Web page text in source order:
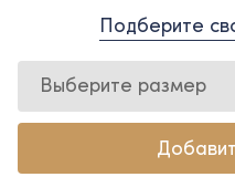
Подберите
Выберите размер